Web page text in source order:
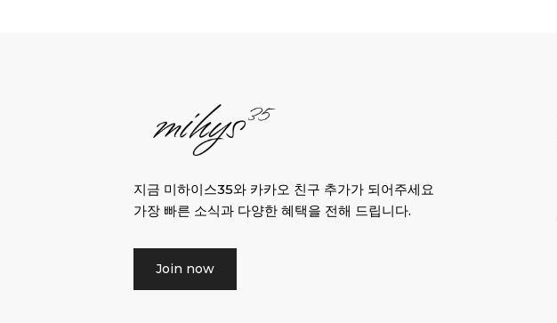
지금 미하이스35와 카카오 친구 추가가 되어주세요
가장 빠른 소식과 다양한 혜택을 전해 드립니다.
Join now